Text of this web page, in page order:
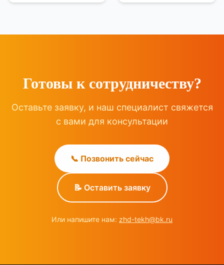
Готовы к сотрудничеству?
Оставьте заявку, и наш специалист свяжется
с вами для консультации
📞 Позвонить сейчас
📝 Оставить заявку
Или напишите нам: zhd-tekh@bk.ru